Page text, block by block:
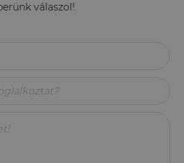
válaszol!